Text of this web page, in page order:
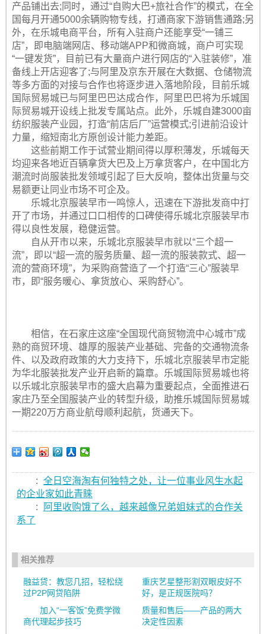
产品铺出去;同时，通过“自购大巴+旅社合作”的模式，在全
国每月开通5000余辆购物专线，打通商家下游销售通路;另
外，在乐城电商平台，所有入驻商户还能享受“一铺三
店”，即电脑端网店、移动端APP和微商城，商户可实现
“一键发货”，目前已有大量商户进行网店的“入驻装修”，准
备线上开店迎客了;与阿里及京东开展在大数据、仓储物流
等多方面的对接与合作也将逐步进入落地阶段，目前乐城
国际贸易城已与阿里巴巴达成合作，阿里巴巴将为乐城国
际贸易城开设线上批发专属站点。此外，乐城自建3000亩
纺织服装产业园，打造“前店后厂”运营模式;引进前沿设计
力量，缩短南北方原创设计能力差距。
这些前期工作于试营业期间得以厚积薄发，乐城每天
均迎来各地近百辆拿货大巴及上万拿货客户，在中国北方
潮流时尚服装批发领域引起了巨大反响，整体出货量与交
易额更让同业市场不可企及。
乐城北京服装早市一鸣惊人，迅速在下游批发商中打
开了市场，并通过口口相传的口碑使得乐城北京服装早市
得以良性发展，稳健运营。
自从开市以来，乐城北京服装早市就以“三个超一
流”，即以“超一流的服务质量、超一流的服装款式、超一
流的营商环境”，为采购商营造了一个打造“三心”服装早
市，即“服务暖心、拿货放心、采购舒心”。
相信，在石家庄这座“全国现代商贸物流中心城市”成
熟的商贸环境、雄厚的服装产业基础、完备的交通物流条
件、以及政府政策的大力支持下，乐城北京服装早市定能
为华北服装批发产业开启新的篇章。乐城国际贸易城也将
以乐城北京服装早市的盛大启幕为重要起点，全面推进石
家庄乃至全国服装产业的转型升级，助推乐城国际贸易城
一期220万方商业航母顺利起航，货通天下。
: 全日空海淘有何独特之处，让一位事业风生水起
的企业家如此青睐
:
阿里收购饿了么，越来越像兄弟姐妹式的合作关
系了
相关推荐
融益贷：教您几招，轻松绕
过P2P网贷陷阱
重庆艺星整形割双眼皮好不
好，是正规医院吗？
加入“一客饭”免费学微
商代理起步技巧
质量和售后——产品的两大
决定性因素